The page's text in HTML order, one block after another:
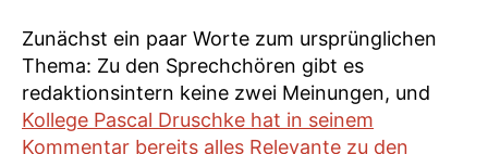
Zunächst ein paar Worte zum ursprünglichen
Thema: Zu den Sprechchören gibt es
redaktionsintern keine zwei Meinungen, und
Kollege Pascal Druschke hat in seinem
Kommentar bereits alles Relevante zu den